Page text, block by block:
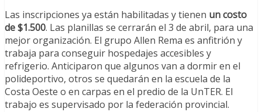
Las inscripciones ya están habilitadas y tienen un costo
de $1.500. Las planillas se cerrarán el 3 de abril, para una
mejor organización. El grupo Allen Rema es anfitrión y
trabaja para conseguir hospedajes accesibles y
refrigerio. Anticiparon que algunos van a dormir en el
polideportivo, otros se quedarán en la escuela de la
Costa Oeste o en carpas en el predio de la UnTER. El
trabajo es supervisado por la federación provincial.